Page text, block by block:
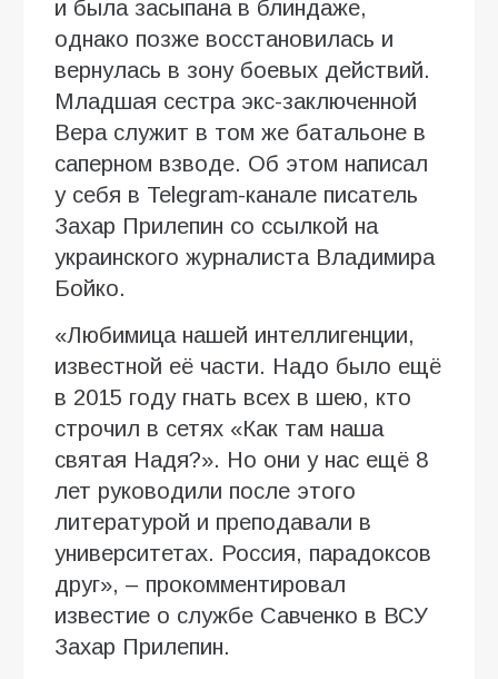
и была засыпана в блиндаже,
однако позже восстановилась и
вернулась в зону боевых действий.
Младшая сестра экс-заключенной
Вера служит в том же батальоне в
саперном взводе. Об этом написал
у себя в Telegram-канале писатель
Захар Прилепин со ссылкой на
украинского журналиста Владимира
Бойко.
«Любимица нашей интеллигенции,
известной её части. Надо было ещё
в 2015 году гнать всех в шею, кто
строчил в сетях «Как там наша
святая Надя?». Но они у нас ещё 8
лет руководили после этого
литературой и преподавали в
университетах. Россия, парадоксов
друг», – прокомментировал
известие о службе Савченко в ВСУ
Захар Прилепин.